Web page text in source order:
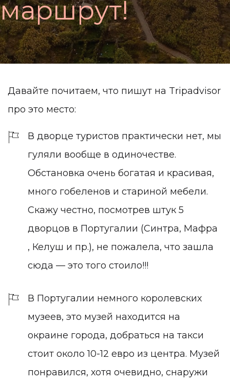
маршрут!
Давайте почитаем, что пишут на Tripadvisor
про это место:
В дворце туристов практически нет, мы
гуляли вообще в одиночестве.
Обстановка очень богатая и красивая,
много гобеленов и стариной мебели.
Скажу честно, посмотрев штук 5
дворцов в Португалии (Синтра, Мафра
, Келуш и пр.), не пожалела, что зашла
сюда — это того стоило!!!
В Португалии немного королевских
музеев, это музей находится на
окраине города, добраться на такси
стоит около 10-12 евро из центра. Музей
понравился, хотя очевидно, снаружи